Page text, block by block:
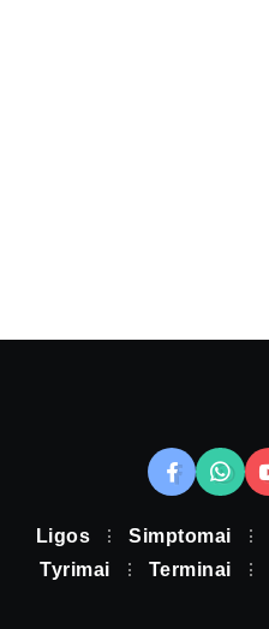
Ligos Simptomai
Tyrimai
Terminai